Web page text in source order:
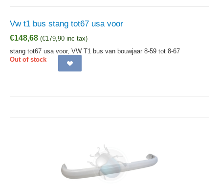
Vw t1 bus stang tot67 usa voor
€148,68 (€179,90 inc tax)
stang tot67 usa voor, VW T1 bus van bouwjaar 8-59 tot 8-67
Out of stock